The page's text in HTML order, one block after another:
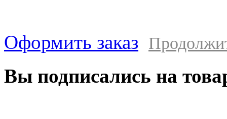
Оформить заказ
Вы подписались на